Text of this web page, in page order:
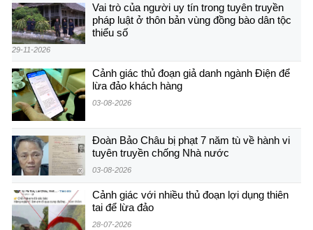
Vai trò của người uy tín trong tuyên truyền
pháp luật ở thôn bản vùng đồng bào dân tộc
thiểu số
29-11-2026
Cảnh giác thủ đoạn giả danh ngành Điện để
lừa đảo khách hàng
03-08-2026
Đoàn Bảo Châu bị phạt 7 năm tù về hành vi
tuyên truyền chống Nhà nước
03-08-2026
Cảnh giác với nhiều thủ đoạn lợi dụng thiên
tai để lừa đảo
28-07-2026